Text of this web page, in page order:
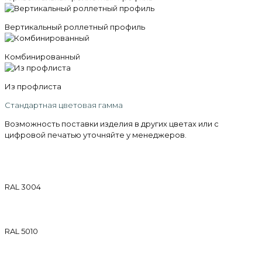
Вертикальный роллетный профиль
Комбинированный
Из профлиста
Стандартная цветовая гамма
Возможность поставки изделия в других цветах или с
цифровой печатью уточняйте у менеджеров.
RAL 3004
RAL 5010